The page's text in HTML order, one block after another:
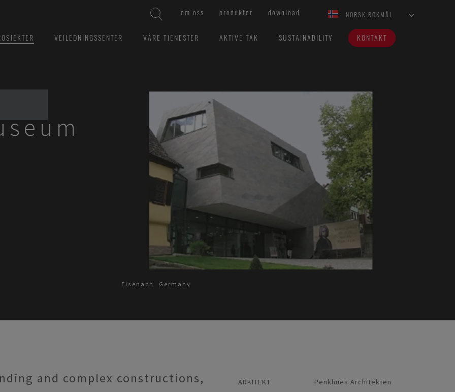
om oss produkter download NORSK BOKMÅL
VEILEDNINGSSENTER VÅRE TJENESTER AKTIVE TAK SUSTAINABILITY KONTAKT
Eisenach Germany
and complex constructions,
ARKITEKT
Penkhues Architekten